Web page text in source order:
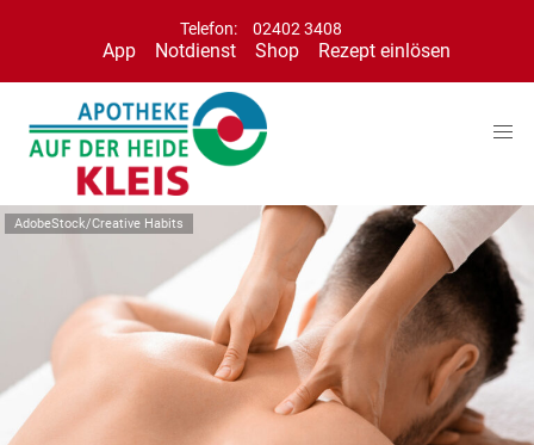
Telefon: 02402 3408
App Notdienst Shop Rezept einlösen
AdobeStock/Creative Habits